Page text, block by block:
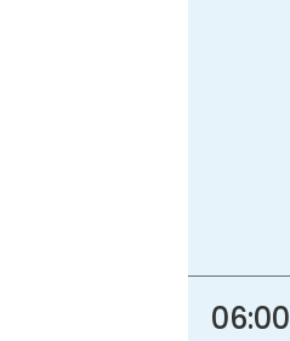
06:00